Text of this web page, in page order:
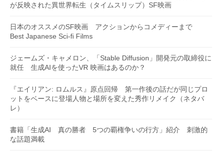
が反映された異世界転生（タイムスリップ）SF映画
日本のオススメのSF映画 アクションからコメディーまで
Best Japanese Sci-fi Films
ジェームズ・キャメロン、「Stable Diffusion」開発元の取締役に
就任 生成AIを使ったVR 映画はあるのか？
『エイリアン: ロムルス』原点回帰 第一作後の話だが同じプロ
ットをベースに登場人物と場所を変えた秀作リメイク（ネタバ
レ）
書籍「生成AI 真の勝者 5つの覇権争いの行方」紹介 刺激的
な話題満載